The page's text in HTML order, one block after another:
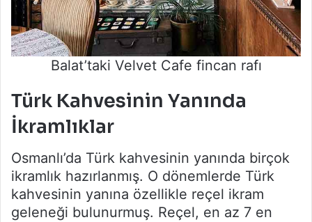
Balat’taki Velvet Cafe fincan rafı
Türk Kahvesinin Yanında
İkramlıklar
Osmanlı’da Türk kahvesinin yanında birçok
ikramlık hazırlanmış. O dönemlerde Türk
kahvesinin yanına özellikle reçel ikram
geleneği bulunurmuş. Reçel, en az 7 en